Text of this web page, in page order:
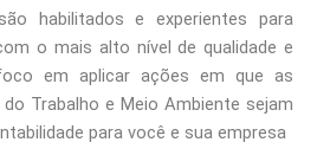
habilitados e experientes para
o mais alto nível de qualidade e
em aplicar ações em que as
Trabalho e Meio Ambiente sejam
para você e sua empresa